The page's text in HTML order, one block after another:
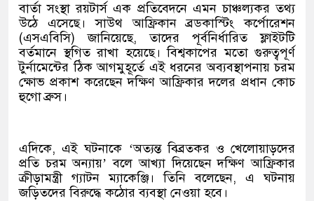
বার্তা সংস্থা রয়টার্স এক প্রতিবেদনে এমন চাঞ্চল্যকর তথ্য
উঠে এসেছে। সাউথ আফ্রিকান ব্রডকাস্টিং কর্পোরেশন
(এসএবিসি) জানিয়েছে, তাদের পূর্বনির্ধারিত ফ্লাইটটি
বর্তমানে স্থগিত রাখা হয়েছে। বিশ্বকাপের মতো গুরুত্বপূর্ণ
টুর্নামেন্টের ঠিক আগমুহূর্তে এই ধরনের অব্যবস্থাপনায় চরম
ক্ষোভ প্রকাশ করেছেন দক্ষিণ আফ্রিকার দলের প্রধান কোচ
হুগো ব্রুস।
এদিকে, এই ঘটনাকে ‘অত্যন্ত বিব্রতকর ও খেলোয়াড়দের
প্রতি চরম অন্যায়’ বলে আখ্যা দিয়েছেন দক্ষিণ আফ্রিকার
ক্রীড়ামন্ত্রী গ্যাটন ম্যাকেঞ্জি। তিনি বলেছেন, এ ঘটনায়
জড়িতদের বিরুদ্ধে কঠোর ব্যবস্থা নেওয়া হবে।